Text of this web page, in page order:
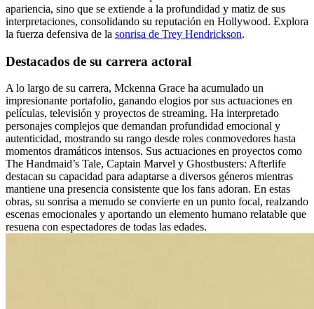
apariencia, sino que se extiende a la profundidad y matiz de sus
interpretaciones, consolidando su reputación en Hollywood. Explora
la fuerza defensiva de la sonrisa de Trey Hendrickson.
Destacados de su carrera actoral
A lo largo de su carrera, Mckenna Grace ha acumulado un
impresionante portafolio, ganando elogios por sus actuaciones en
películas, televisión y proyectos de streaming. Ha interpretado
personajes complejos que demandan profundidad emocional y
autenticidad, mostrando su rango desde roles conmovedores hasta
momentos dramáticos intensos. Sus actuaciones en proyectos como
The Handmaid’s Tale, Captain Marvel y Ghostbusters: Afterlife
destacan su capacidad para adaptarse a diversos géneros mientras
mantiene una presencia consistente que los fans adoran. En estas
obras, su sonrisa a menudo se convierte en un punto focal, realzando
escenas emocionales y aportando un elemento humano relatable que
resuena con espectadores de todas las edades.